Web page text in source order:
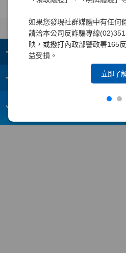
如果您發現社群媒體中有任何
請洽本公司反詐騙專線
映，或撥打內政部警政署165
益受損。
立即了
+ 集團成員
+